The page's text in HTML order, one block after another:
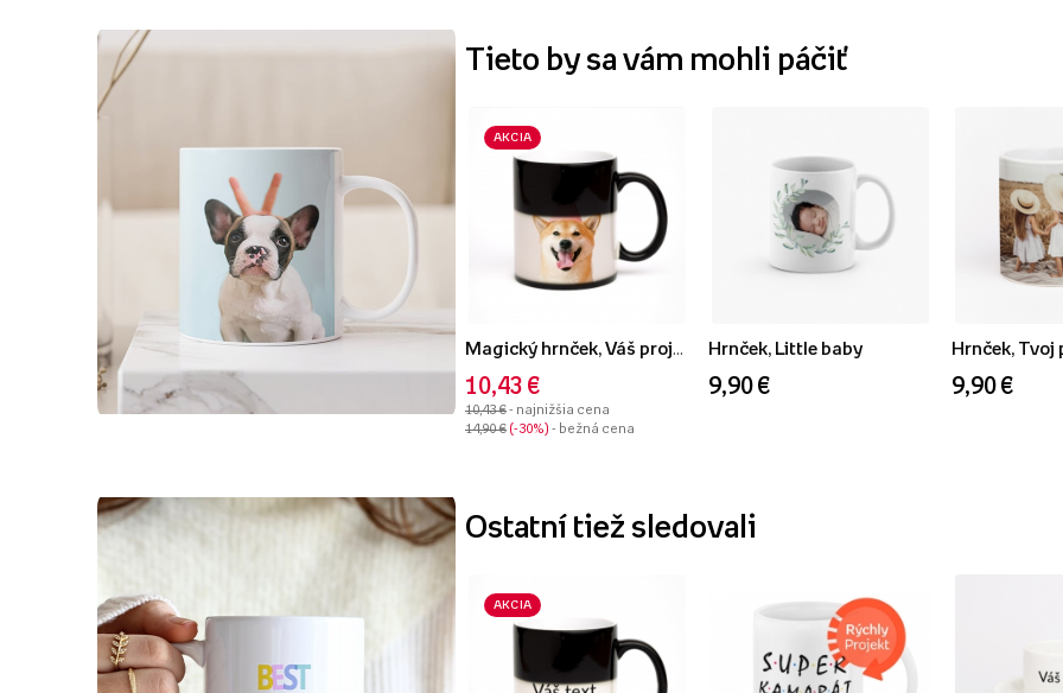
Tieto by sa vám mohli páčiť
AKCIA
10,43 €
10,43 €- najnižšia cena
14,90 € -30% - bežná cena
Hrnček, Little baby
9,90 €
Hrnček, Tvoj
9,90 €
Ostatní tiež sledovali
AKCIA